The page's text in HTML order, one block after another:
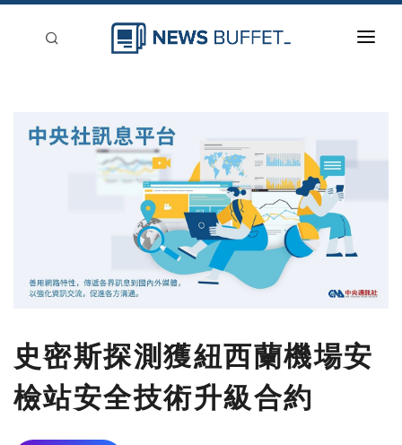
史密斯探測獲紐西蘭機場安
檢站安全技術升級合約